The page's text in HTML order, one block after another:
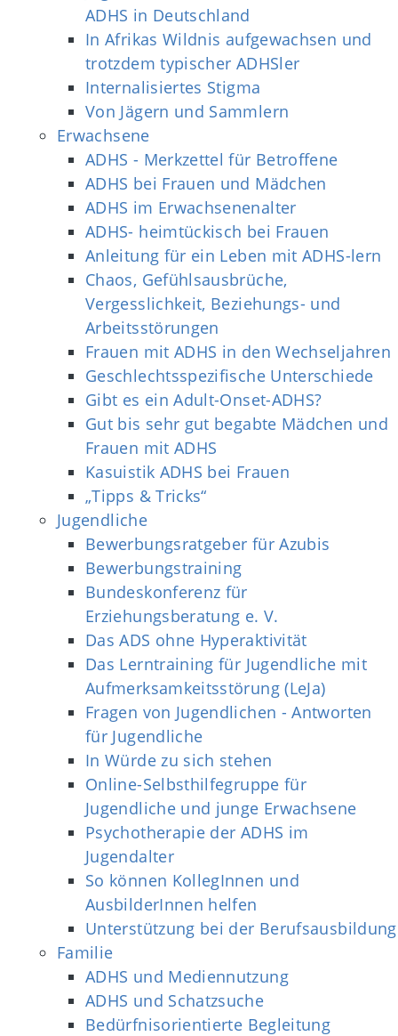
ADHS in Deutschland
In Afrikas Wildnis aufgewachsen und
trotzdem typischer ADHSler
Internalisiertes Stigma
Von Jägern und Sammlern
Erwachsene
ADHS - Merkzettel für Betroffene
ADHS bei Frauen und Mädchen
ADHS im Erwachsenenalter
ADHS- heimtückisch bei Frauen
Anleitung für ein Leben mit ADHS-lern
Chaos, Gefühlsausbrüche,
Vergesslichkeit, Beziehungs- und
Arbeitsstörungen
Frauen mit ADHS in den Wechseljahren
Geschlechtsspezifische Unterschiede
Gibt es ein Adult-Onset-ADHS?
Gut bis sehr gut begabte Mädchen und
Frauen mit ADHS
Kasuistik ADHS bei Frauen
„Tipps & Tricks“
Jugendliche
Bewerbungsratgeber für Azubis
Bewerbungstraining
Bundeskonferenz für
Erziehungsberatung e. V.
Das ADS ohne Hyperaktivität
Das Lerntraining für Jugendliche mit
Aufmerksamkeitsstörung (LeJa)
Fragen von Jugendlichen - Antworten
für Jugendliche
In Würde zu sich stehen
Online-Selbsthilfegruppe für
Jugendliche und junge Erwachsene
Psychotherapie der ADHS im
Jugendalter
So können KollegInnen und
AusbilderInnen helfen
Unterstützung bei der Berufsausbildung
Familie
ADHS und Mediennutzung
ADHS und Schatzsuche
Bedürfnisorientierte Begleitung